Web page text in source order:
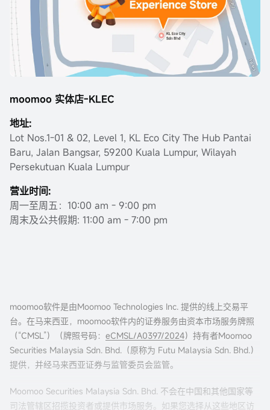
moomoo 实体店-KLEC
地址:
Lot Nos.1-01 & 02, Level 1, KL Eco City The Hub Pantai
Baru, Jalan Bangsar, 59200 Kuala Lumpur, Wilayah
Persekutuan Kuala Lumpur
营业时间:
周一至周五：10:00 am - 9:00 pm
周末及公共假期: 11:00 am - 7:00 pm
moomoo软件是由Moomoo Technologies Inc. 提供的线上交易平
台。在马来西亚，moomoo软件内的证券服务由资本市场服务牌照
（“CMSL”）（牌照号码： eCMSL/A0397/2024）持有者Moomoo
Securities Malaysia Sdn. Bhd.（原称为 Futu Malaysia Sdn. Bhd.）
提供，并经马来西亚证券与监管委员会监管。
Moomoo Securities Malaysia Sdn. Bhd. 不会在中国和其他国家等
司法管辖区招揽投资者或提供市场服务。如果您选择从这些地区访